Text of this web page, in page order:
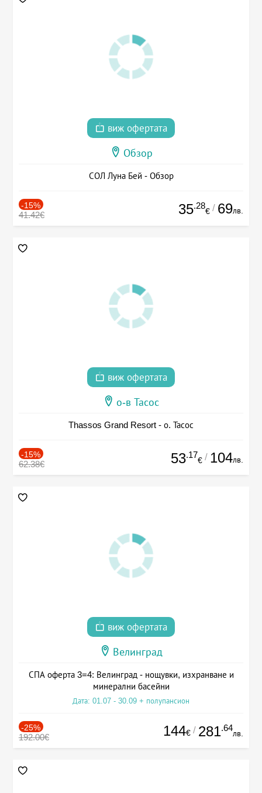
виж офертата
Обзор
СОЛ Луна Бей - Обзор
-15%
41.42€ 35.28
€ / 69лв.
виж офертата
о-в Тасос
Thassos Grand Resort - о. Тасос
-15%
62.38€ 53.17
€ / 104лв.
виж офертата
Велинград
СПА оферта 3=4: Велинград - нощувки, изхранване и
минерални басейни
Дата: 01.07 - 30.09 + полупансион
-25%
192.00€ 144€ / 281.64
лв.